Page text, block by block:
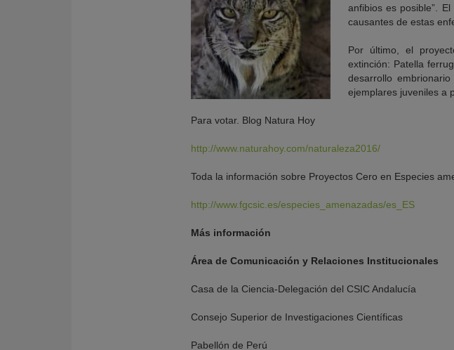
anfibios es posible”.
causantes de estas
Por último, el
extinción: Patella
desarrollo
ejemplares juveniles a
Para votar. Blog Natura Hoy
http://www.naturahoy.com/naturaleza2016/
Toda la información sobre Proyectos Cero en Especies
http://www.fgcsic.es/especies_amenazadas/es_ES
Más información
Área de Comunicación y Relaciones Institucionales
Casa de la Ciencia-Delegación del CSIC Andalucía
Consejo Superior de Investigaciones Científicas
Pabellón de Perú